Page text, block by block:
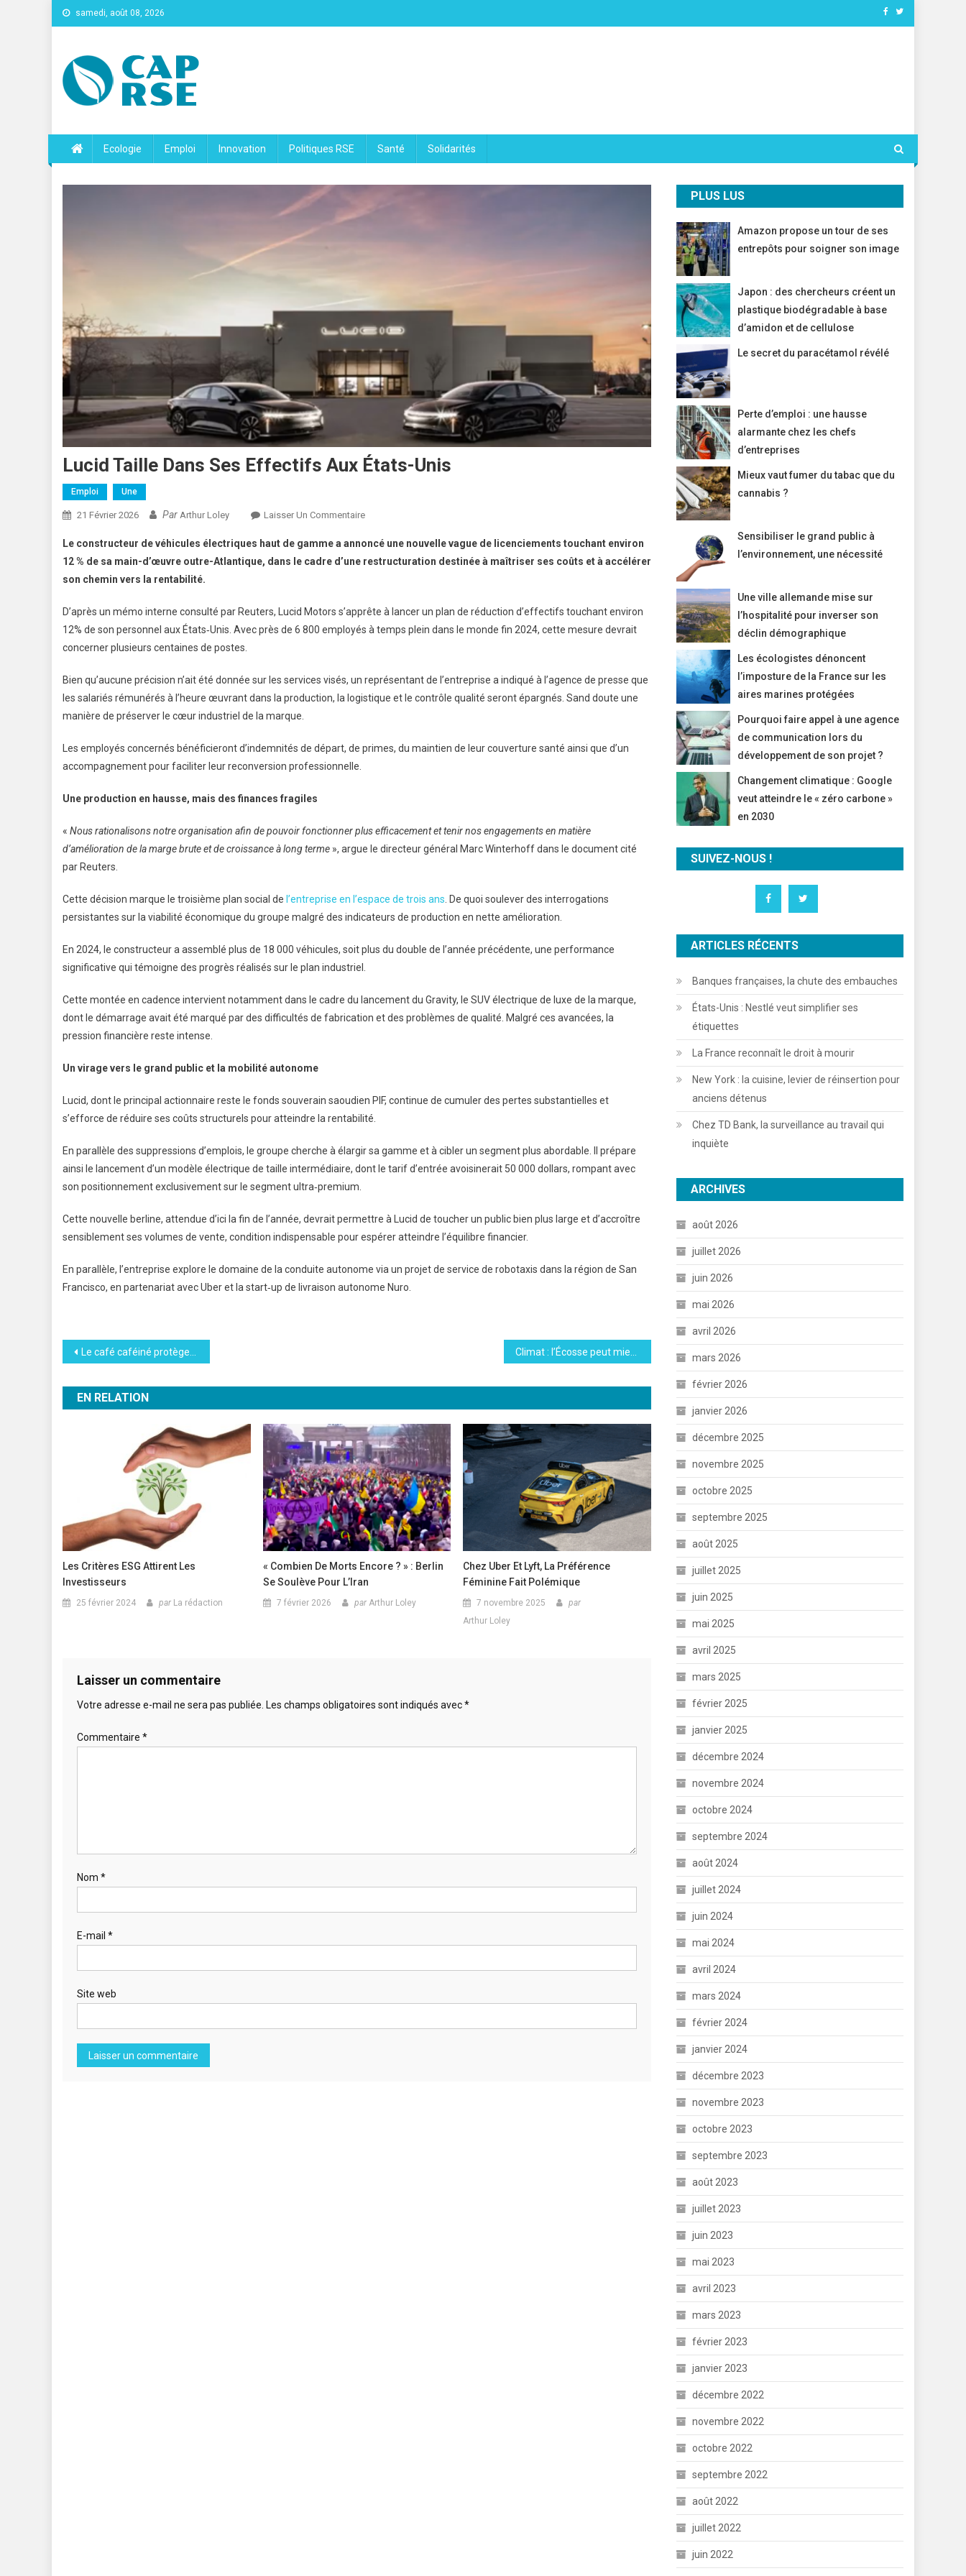
samedi, août 08, 2026
Ecologie Emploi Innovation Politiques RSE Santé Solidarités
Lucid Taille Dans Ses Effectifs Aux États-Unis
Emploi Une
21 Février 2026 Par Arthur Loley Laisser Un CommentaireSur
Taille
Dans
Aux
États-
Le constructeur de véhicules électriques haut de gamme a annoncé une nouvelle vague de licenciements touchant environ
12 % de sa main-d’œuvre outre-Atlantique, dans le cadre d’une restructuration destinée à maîtriser ses coûts et à accélérer
son chemin vers la rentabilité.
D’après un mémo interne consulté par Reuters, Lucid Motors s’apprête à lancer un plan de réduction d’effectifs touchant environ
12% de son personnel aux États‑Unis. Avec près de 6 800 employés à temps plein dans le monde fin 2024, cette mesure devrait
concerner plusieurs centaines de postes.
Bien qu’aucune précision n’ait été donnée sur les services visés, un représentant de l’entreprise a indiqué à l’agence de presse que
les salariés rémunérés à l’heure œuvrant dans la production, la logistique et le contrôle qualité seront épargnés. Sand doute une
manière de préserver le cœur industriel de la marque.
Les employés concernés bénéficieront d’indemnités de départ, de primes, du maintien de leur couverture santé ainsi que d’un
accompagnement pour faciliter leur reconversion professionnelle.
Une production en hausse, mais des finances fragiles
« Nous rationalisons notre organisation afin de pouvoir fonctionner plus efficacement et tenir nos engagements en matière
d’amélioration de la marge brute et de croissance à long terme », argue le directeur général Marc Winterhoff dans le document cité
par Reuters.
Cette décision marque le troisième plan social de l’entreprise en l’espace de trois ans . De quoi soulever des interrogations
persistantes sur la viabilité économique du groupe malgré des indicateurs de production en nette amélioration.
En 2024, le constructeur a assemblé plus de 18 000 véhicules, soit plus du double de l’année précédente, une performance
significative qui témoigne des progrès réalisés sur le plan industriel.
Cette montée en cadence intervient notamment dans le cadre du lancement du Gravity, le SUV électrique de luxe de la marque,
dont le démarrage avait été marqué par des difficultés de fabrication et des problèmes de qualité. Malgré ces avancées, la
pression financière reste intense.
Un virage vers le grand public et la mobilité autonome
Lucid, dont le principal actionnaire reste le fonds souverain saoudien PIF, continue de cumuler des pertes substantielles et
s’efforce de réduire ses coûts structurels pour atteindre la rentabilité.
En parallèle des suppressions d’emplois, le groupe cherche à élargir sa gamme et à cibler un segment plus abordable. Il prépare
ainsi le lancement d’un modèle électrique de taille intermédiaire, dont le tarif d’entrée avoisinerait 50 000 dollars, rompant avec
son positionnement exclusivement sur le segment ultra‑premium.
Cette nouvelle berline, attendue d’ici la fin de l’année, devrait permettre à Lucid de toucher un public bien plus large et d’accroître
sensiblement ses volumes de vente, condition indispensable pour espérer atteindre l’équilibre financier.
En parallèle, l’entreprise explore le domaine de la conduite autonome via un projet de service de robotaxis dans la région de San
Francisco, en partenariat avec Uber et la start‑up de livraison autonome Nuro.
Navigation
de
l’article
Le café caféiné protègerait le cerveau de la démence
EN RELATION
Les Critères ESG Attirent Les
Investisseurs
25 février 2024 par La rédaction
« Combien De Morts Encore ? » : Berlin
Se Soulève Pour L’Iran
7 février 2026 par Arthur Loley
Chez Uber Et Lyft, La Préférence
Féminine Fait Polémique
7 novembre 2025
par
Arthur Loley
Laisser un commentaire
Votre adresse e-mail ne sera pas publiée. Les champs obligatoires sont indiqués avec*
Commentaire *
Nom *
E-mail *
Site web
PLUS LUS
Amazon propose un tour de ses
entrepôts pour soigner son image
Japon : des chercheurs créent un
plastique biodégradable à base
d’amidon et de cellulose
Le secret du paracétamol révélé
Perte d’emploi : une hausse
alarmante chez les chefs
d’entreprises
Mieux vaut fumer du tabac que du
cannabis ?
Sensibiliser le grand public à
l’environnement, une nécessité
Une ville allemande mise sur
l’hospitalité pour inverser son
déclin démographique
Les écologistes dénoncent
l’imposture de la France sur les
aires marines protégées
Pourquoi faire appel à une agence
de communication lors du
développement de son projet ?
Changement climatique : Google
veut atteindre le « zéro carbone »
en 2030
SUIVEZ-NOUS !
ARTICLES RÉCENTS
Banques françaises, la chute des embauches
États-Unis : Nestlé veut simplifier ses
étiquettes
La France reconnaît le droit à mourir
New York : la cuisine, levier de réinsertion pour
anciens détenus
Chez TD Bank, la surveillance au travail qui
inquiète
ARCHIVES
août 2026
juillet 2026
juin 2026
mai 2026
avril 2026
mars 2026
février 2026
janvier 2026
décembre 2025
novembre 2025
octobre 2025
septembre 2025
août 2025
juillet 2025
juin 2025
mai 2025
avril 2025
mars 2025
février 2025
janvier 2025
décembre 2024
novembre 2024
octobre 2024
septembre 2024
août 2024
juillet 2024
juin 2024
mai 2024
avril 2024
mars 2024
février 2024
janvier 2024
décembre 2023
novembre 2023
octobre 2023
septembre 2023
août 2023
juillet 2023
juin 2023
mai 2023
avril 2023
mars 2023
février 2023
janvier 2023
décembre 2022
novembre 2022
octobre 2022
septembre 2022
août 2022
juillet 2022
juin 2022